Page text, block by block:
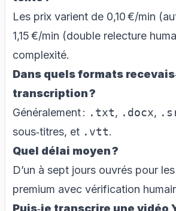
Les prix varient de 0,10 €/min
1,15 €/min (double relecture
complexité.
Dans quels formats
transcription ?
Généralement : .txt, .docx,
sous‑titres, et .vtt.
Quel délai moyen ?
D’un à sept jours ouvrés pour
premium avec vérification
Puis‑je transcrire une vidéo